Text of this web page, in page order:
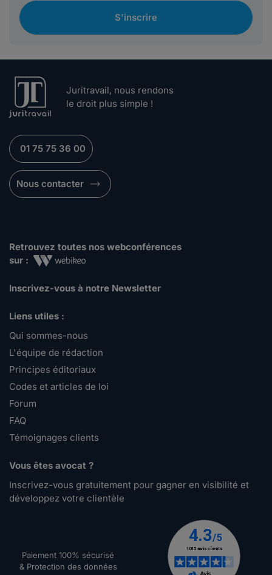
S'inscrire
Juritravail, nous rendons
le droit plus simple !
01 75 75 36 00
Nous contacter
Retrouvez toutes nos webconférences
sur :
Inscrivez-vous à notre Newsletter
Liens utiles :
Qui sommes-nous
L'équipe de rédaction
Principes éditoriaux
Codes et articles de loi
Forum
FAQ
Témoignages clients
Vous êtes avocat ?
Inscrivez-vous gratuitement pour gagner en visibilité et
développez votre clientèle
Paiement 100% sécurisé
& Protection des données